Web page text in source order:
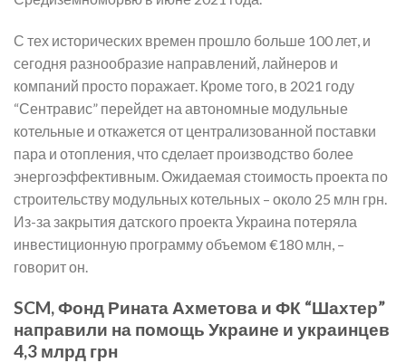
С тех исторических времен прошло больше 100 лет, и
сегодня разнообразие направлений, лайнеров и
компаний просто поражает. Кроме того, в 2021 году
“Сентравис” перейдет на автономные модульные
котельные и откажется от централизованной поставки
пара и отопления, что сделает производство более
энергоэффективным. Ожидаемая стоимость проекта по
строительству модульных котельных – около 25 млн грн.
Из-за закрытия датского проекта Украина потеряла
инвестиционную программу объемом €180 млн, –
говорит он.
SCM, Фонд Рината Ахметова и ФК “Шахтер”
направили на помощь Украине и украинцев
4,3 млрд грн